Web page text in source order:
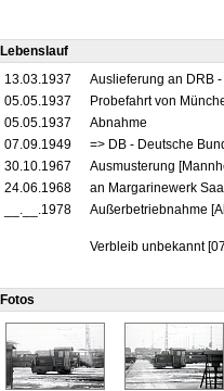
Lebenslauf
13.03.1937
Auslieferung an DRB
05.05.1937
Probefahrt von
05.05.1937
Abnahme
07.09.1949
=> DB - Deutsche
30.10.1967
Ausmusterung
24.06.1968
an Margarinewerk
__.__.1978
Außerbetriebnahme
Verbleib unbekannt
Fotos